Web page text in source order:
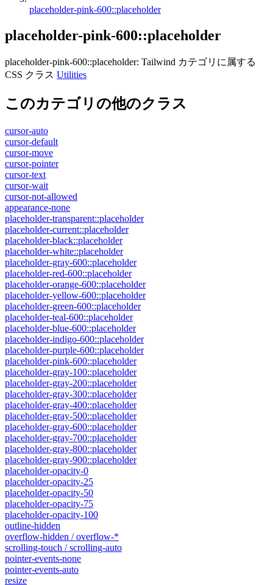
placeholder-pink-600::placeholder
placeholder-pink-600::placeholder
placeholder-pink-600::placeholder: Tailwind カテゴリに属する​​
CSS クラス Utilities
このカテゴリの他のクラス
cursor-auto
cursor-default
cursor-move
cursor-pointer
cursor-text
cursor-wait
cursor-not-allowed
appearance-none
placeholder-transparent::placeholder
placeholder-current::placeholder
placeholder-black::placeholder
placeholder-white::placeholder
placeholder-gray-600::placeholder
placeholder-red-600::placeholder
placeholder-orange-600::placeholder
placeholder-yellow-600::placeholder
placeholder-green-600::placeholder
placeholder-teal-600::placeholder
placeholder-blue-600::placeholder
placeholder-indigo-600::placeholder
placeholder-purple-600::placeholder
placeholder-pink-600::placeholder
placeholder-gray-100::placeholder
placeholder-gray-200::placeholder
placeholder-gray-300::placeholder
placeholder-gray-400::placeholder
placeholder-gray-500::placeholder
placeholder-gray-600::placeholder
placeholder-gray-700::placeholder
placeholder-gray-800::placeholder
placeholder-gray-900::placeholder
placeholder-opacity-0
placeholder-opacity-25
placeholder-opacity-50
placeholder-opacity-75
placeholder-opacity-100
outline-hidden
overflow-hidden / overflow-*
scrolling-touch / scrolling-auto
pointer-events-none
pointer-events-auto
resize